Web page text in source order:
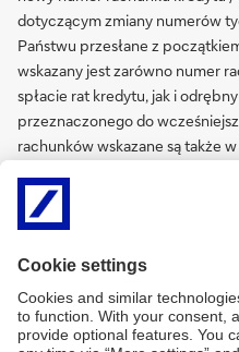
dotyczącym zmiany numerów
Państwu przesłane z
wskazany jest zarówno numer
spłacie rat kredytu, jak i
przeznaczonego do
rachunków wskazane są także
potwierdzenie numeru
wpłata, poprzez kontakt z
UWAGA:Dla produktów
Deutsche Bank Polska S.A. w
tabele kursowe publikowane
Oznacza to, że w przypadku